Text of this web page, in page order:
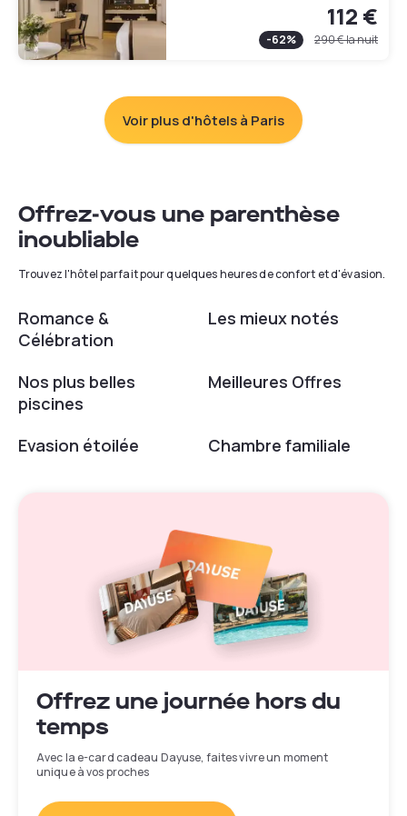
112 €
-62% 290 €la nuit
Voir plus d'hôtels à Paris
Offrez-vous une parenthèse
inoubliable
Trouvez l'hôtel parfait pour quelques heures de confort et d'évasion.
Romance &
Célébration
Les mieux notés
Nos plus belles
piscines
Meilleures Offres
Evasion étoilée Chambre familiale
Offrez une journée hors du
temps
Avec la e-card cadeau Dayuse, faites vivre un moment
unique à vos proches